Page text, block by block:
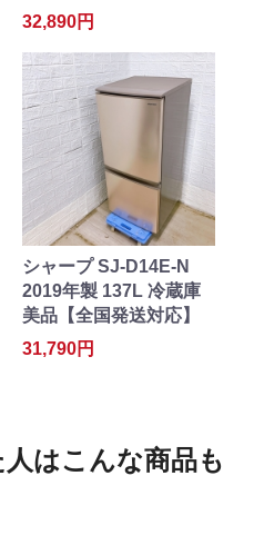
32,890円
シャープ SJ-D14E-N
2019年製 137L 冷蔵庫
美品【全国発送対応】
31,790円
はこんな商品も